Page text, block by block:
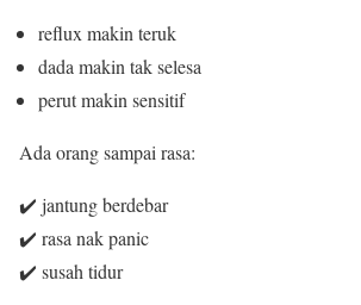
reflux makin teruk
dada makin tak selesa
perut makin sensitif
Ada orang sampai rasa:
✔️ jantung berdebar
✔️ rasa nak panic
✔️ susah tidur